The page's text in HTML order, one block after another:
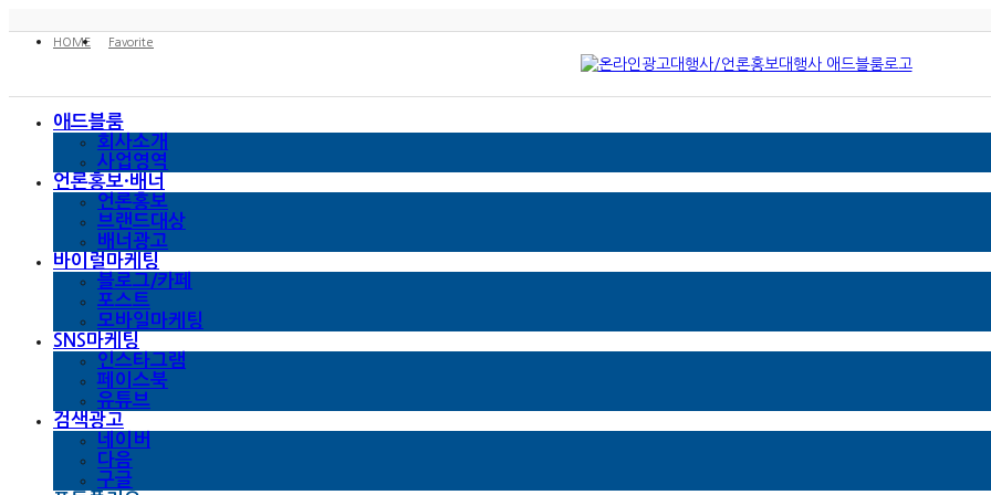
HOME
Favorite
애드블룸
회사소개
사업영역
언론홍보·배너
언론홍보
브랜드대상
배너광고
바이럴마케팅
블로그/카페
포스트
모바일마케팅
SNS마케팅
인스타그램
페이스북
유튜브
검색광고
네이버
다음
구글